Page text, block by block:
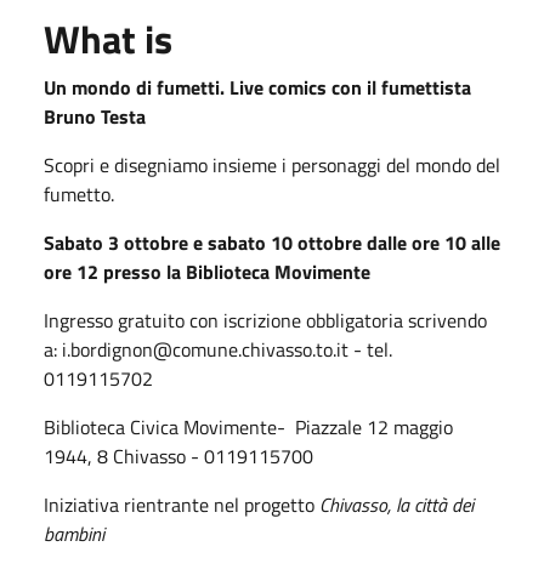
What is
Un mondo di fumetti. Live comics con il fumettista
Bruno Testa
Scopri e disegniamo insieme i personaggi del mondo del
fumetto.
Sabato 3 ottobre e sabato 10 ottobre dalle ore 10 alle
ore 12 presso la Biblioteca Movimente
Ingresso gratuito con iscrizione obbligatoria scrivendo
a: i.bordignon@comune.chivasso.to.it - tel.
0119115702
Biblioteca Civica Movimente- Piazzale 12 maggio
1944, 8 Chivasso - 0119115700
Iniziativa rientrante nel progetto Chivasso, la città dei
bambini